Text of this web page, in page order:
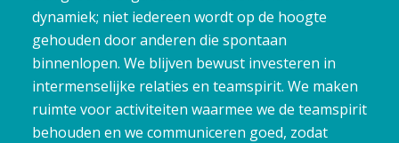
dynamiek; niet iedereen wordt op de hoogte
gehouden door anderen die spontaan
binnenlopen. We blijven bewust investeren in
intermenselijke relaties en teamspirit. We maken
ruimte voor activiteiten waarmee we de teamspirit
behouden en we communiceren goed, zodat